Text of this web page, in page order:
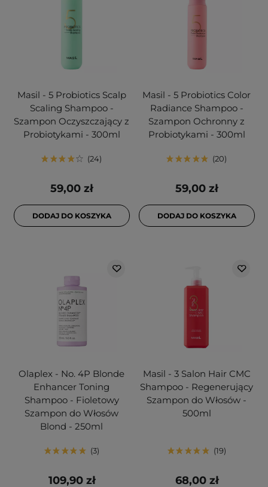
Masil - 5 Probiotics Scalp
Scaling Shampoo -
Szampon Oczyszczający z
Probiotykami - 300ml
24
59,00 zł
DODAJ DO KOSZYKA
Masil - 5 Probiotics Color
Radiance Shampoo -
Szampon Ochronny z
Probiotykami - 300ml
20
59,00 zł
DODAJ DO KOSZYKA
Olaplex - No. 4P Blonde
Enhancer Toning
Shampoo - Fioletowy
Szampon do Włosów
Blond - 250ml
3
109,90 zł
Masil - 3 Salon Hair CMC
Shampoo - Regenerujący
Szampon do Włosów -
500ml
19
68,00 zł